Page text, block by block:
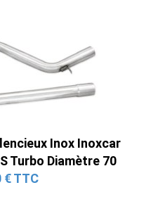
Inox Inoxcar
Turbo Diamètre 70
€ TTC